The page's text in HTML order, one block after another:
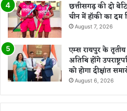
छत्तीसगढ़ की दो
चीन में हॉकी का दम
August 7, 2026
एम्स रायपुर के तृतीय
अतिथि होंगे
को होगा दीक्षांत
August 6, 2026